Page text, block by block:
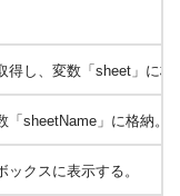
得し、変数「sheet」に格
sheetName」に格納。
クスに表示する。